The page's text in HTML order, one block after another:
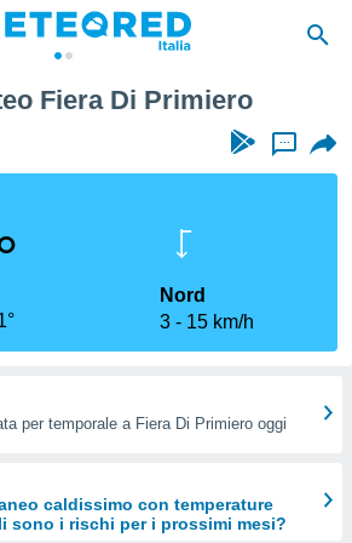
Fiera Di Primiero
...
Nord
3
15 km/h
per temporale a Fiera Di Primiero oggi
caldissimo con temperature
sono i rischi per i prossimi mesi?